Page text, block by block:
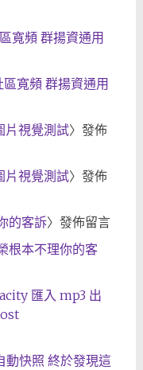
寬頻 群揚資通用
寬頻 群揚資通用
視覺測試〉發佈
視覺測試〉發佈
的客訴〉發佈留言
根本不理你的客
匯入 mp3 出
快照 終於發現這